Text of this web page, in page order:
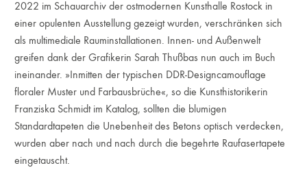
2022 im Schauarchiv der ostmodernen Kunsthalle Rostock in
einer opulenten Ausstellung gezeigt wurden, verschränken sich
als multimediale Rauminstallationen. Innen- und Außenwelt
greifen dank der Grafikerin Sarah Thußbas nun auch im Buch
ineinander. »Inmitten der typischen DDR-Designcamouflage
floraler Muster und Farbausbrüche«, so die Kunsthistorikerin
Franziska Schmidt im Katalog, sollten die blumigen
Standardtapeten die Unebenheit des Betons optisch verdecken,
wurden aber nach und nach durch die begehrte Raufasertapete
eingetauscht.